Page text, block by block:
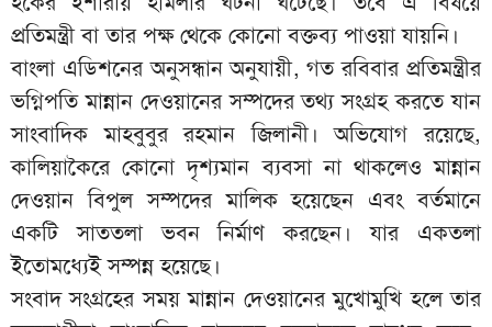
প্রতিমন্ত্রী বা তার পক্ষ থেকে কোনো বক্তব্য পাওয়া যায়নি।
বাংলা এডিশনের অনুসন্ধান অনুযায়ী, গত রবিবার প্রতিমন্ত্রীর
ভগ্নিপতি মান্নান দেওয়ানের সম্পদের তথ্য সংগ্রহ করতে যান
সাংবাদিক মাহবুবুর রহমান জিলানী। অভিযোগ রয়েছে,
কালিয়াকৈরে কোনো দৃশ্যমান ব্যবসা না থাকলেও মান্নান
দেওয়ান বিপুল সম্পদের মালিক হয়েছেন এবং বর্তমানে
একটি সাততলা ভবন নির্মাণ করছেন। যার একতলা
ইতোমধ্যেই সম্পন্ন হয়েছে।
সংবাদ সংগ্রহের সময় মান্নান দেওয়ানের মুখোমুখি হলে তার